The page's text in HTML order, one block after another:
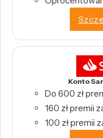
Konto
Do 600 zł
160 zł premii
100 zł premii